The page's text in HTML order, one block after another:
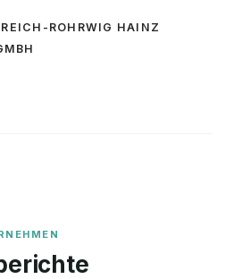
ROHRWIG HAINZ